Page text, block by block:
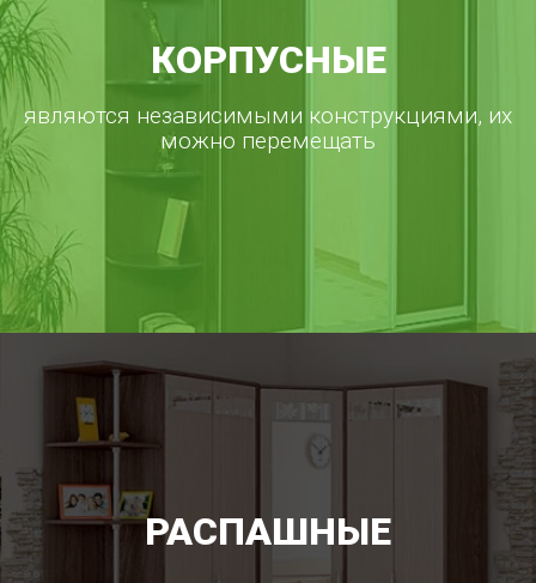
КОРПУСНЫЕ
являются независимыми конструкциями, их
можно перемещать
РАСПАШНЫЕ